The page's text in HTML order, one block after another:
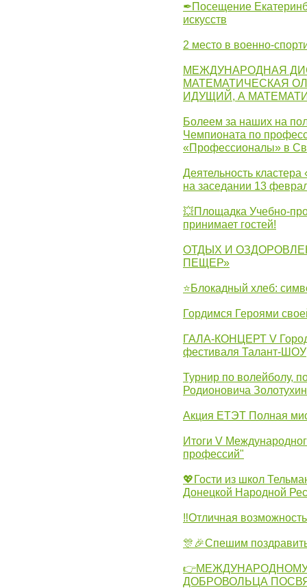
✒Посещение
искусств
2 место в военно-
МЕЖДУНАРОДНАЯ
МАТЕМАТИЧЕСКАЯ
ИДУЩИЙ, А
Болеем за наших на
Чемпионата по
«Профессионалы» в
Деятельность
на заседании 13
💥Площадка Учебно-
принимает гостей!
ОТДЫХ И
ПЕЩЕР»
⭐Блокадный хлеб:
Гордимся Героями
ГАЛА-КОНЦЕРТ V
фестиваля Талант-ШОУ
Турнир по волейболу,
Родионовича
Акция ЕТЭТ Полная
Итоги V
профессий"
💖Гости из школ
Донецкой Народной
‼Отличная
🎊🎉Спешим
ДОБРОВОЛЬЦА